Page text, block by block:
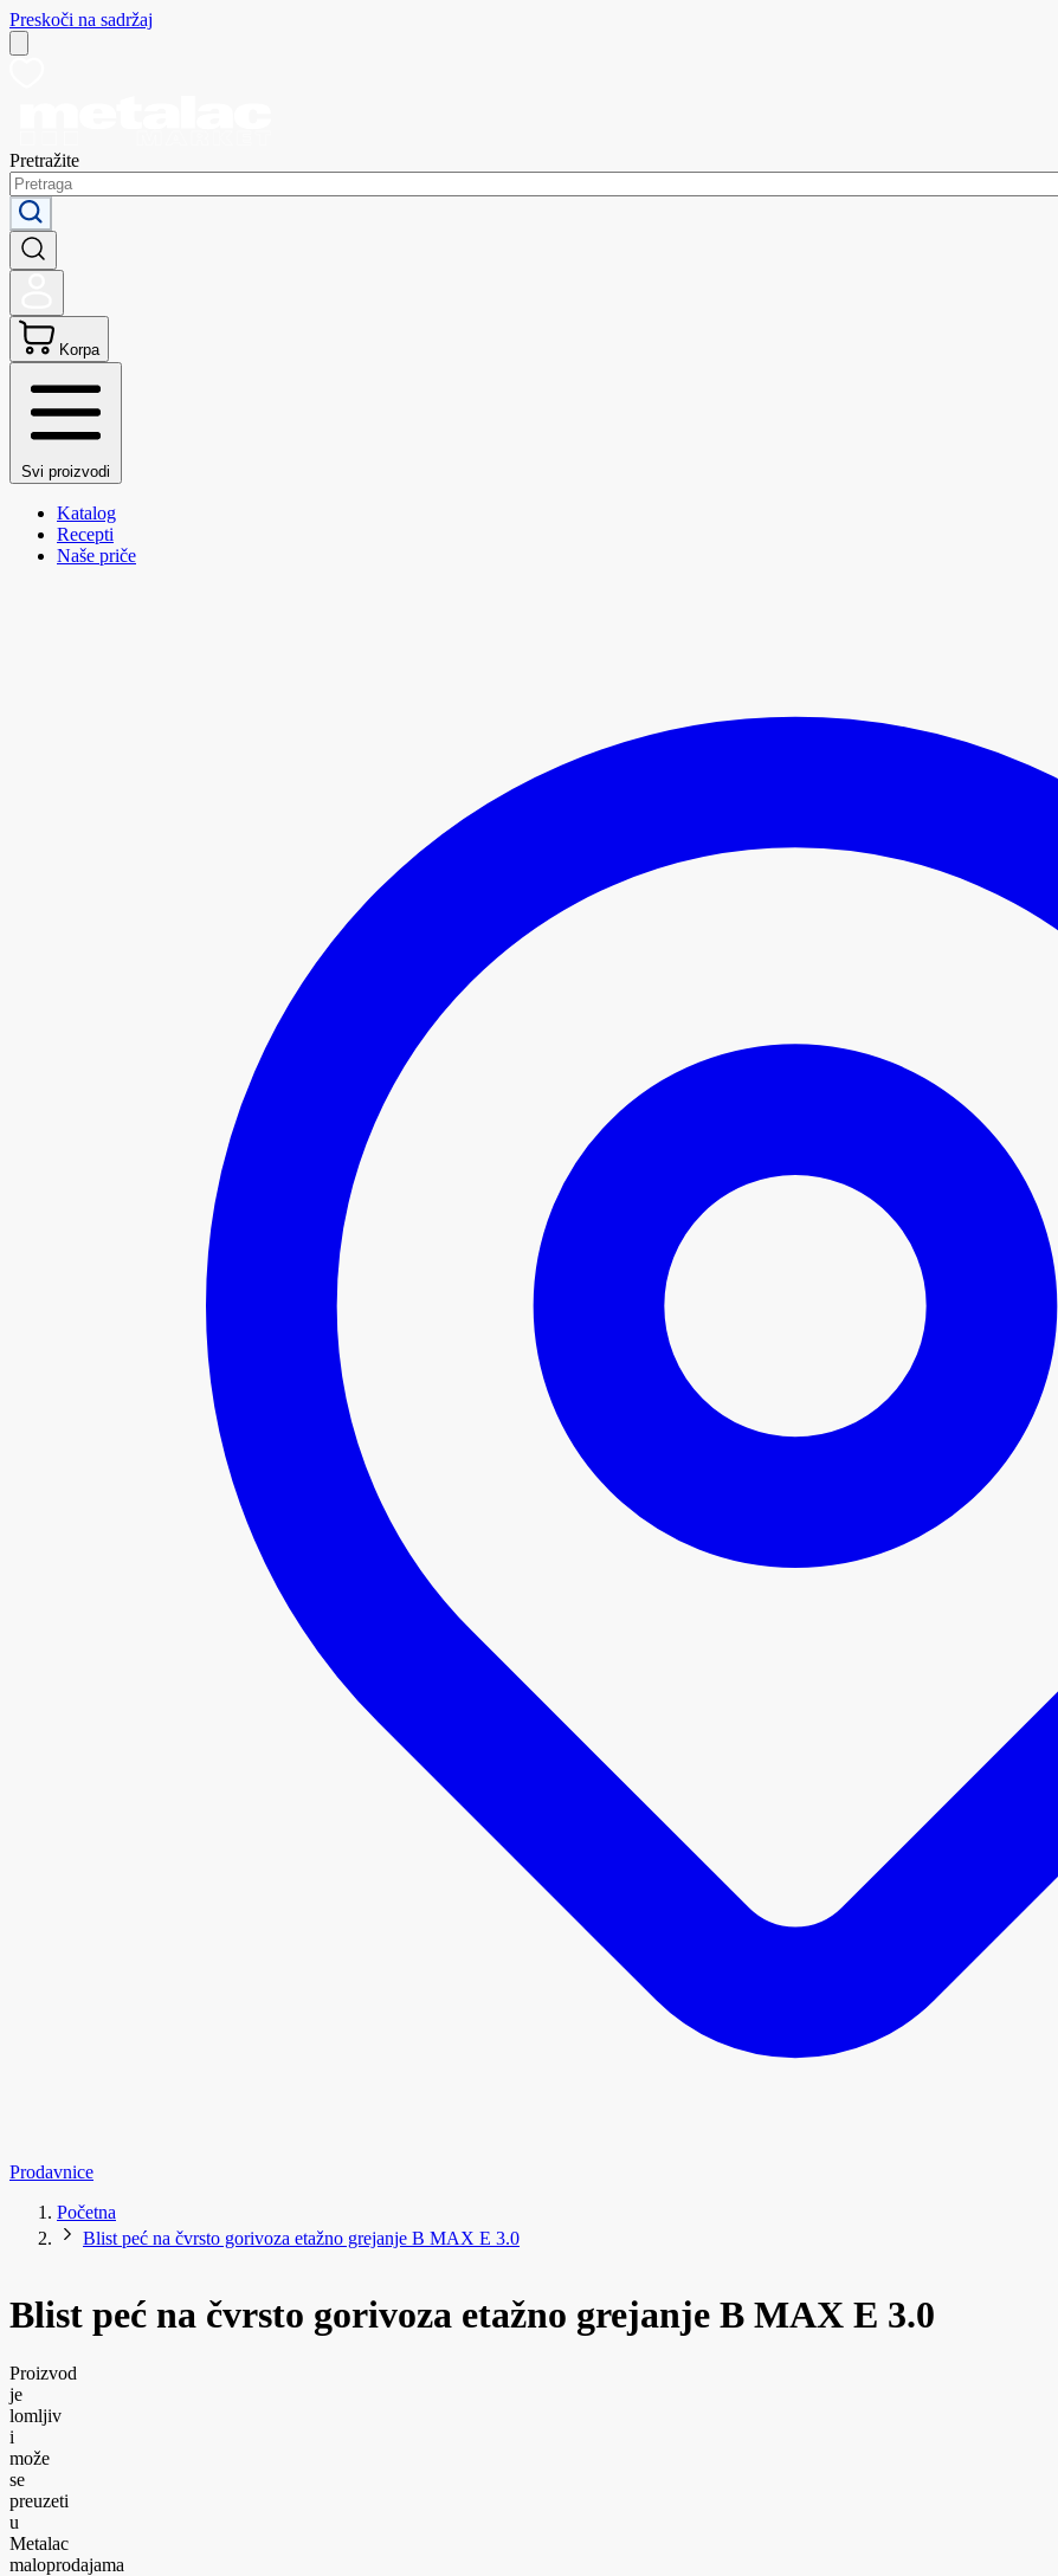
Preskoči na sadržaj
Pretražite
Korpa
Svi proizvodi
Katalog
Recepti
Naše priče
Prodavnice
Početna
Blist peć na čvrsto gorivoza etažno grejanje B MAX E 3.0
Blist peć na čvrsto gorivoza etažno grejanje B MAX E 3.0
Proizvod
je
lomljiv
i
može
se
preuzeti
u
Metalac
maloprodajama